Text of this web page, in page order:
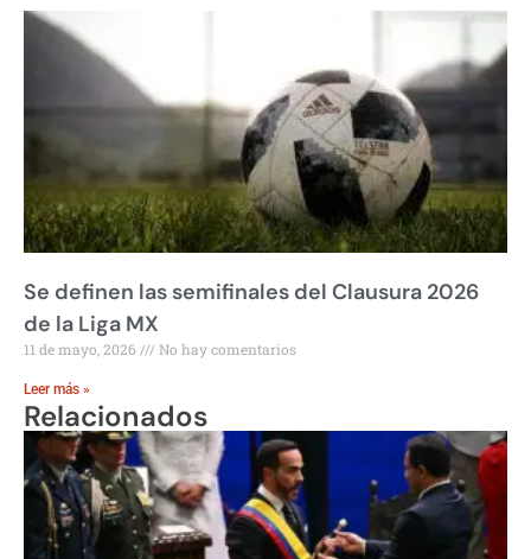
Se definen las semifinales del Clausura 2026
de la Liga MX
11 de mayo, 2026 No hay comentarios
Leer más »
Relacionados